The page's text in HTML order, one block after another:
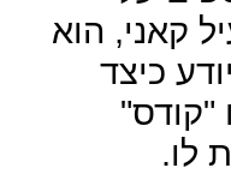
קאני, הוא
כיצד
"קודס"
לו.